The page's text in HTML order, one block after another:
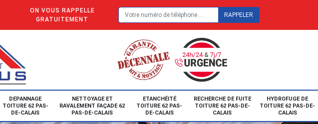
ON VOUS RAPPELLE
GRATUITEMENT
DEPANNAGE
TOITURE 62 PAS-
DE-CALAIS
NETTOYAGE ET
RAVALEMENT FAÇADE 62
PAS-DE-CALAIS
ETANCHÉITÉ
TOITURE 62 PAS-
DE-CALAIS
RECHERCHE DE FUITE
TOITURE 62 PAS-DE-
CALAIS
HYDROFUGE DE
TOITURE 62 PAS-DE-
CALAIS